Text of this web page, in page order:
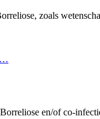
zoals
en/of co-